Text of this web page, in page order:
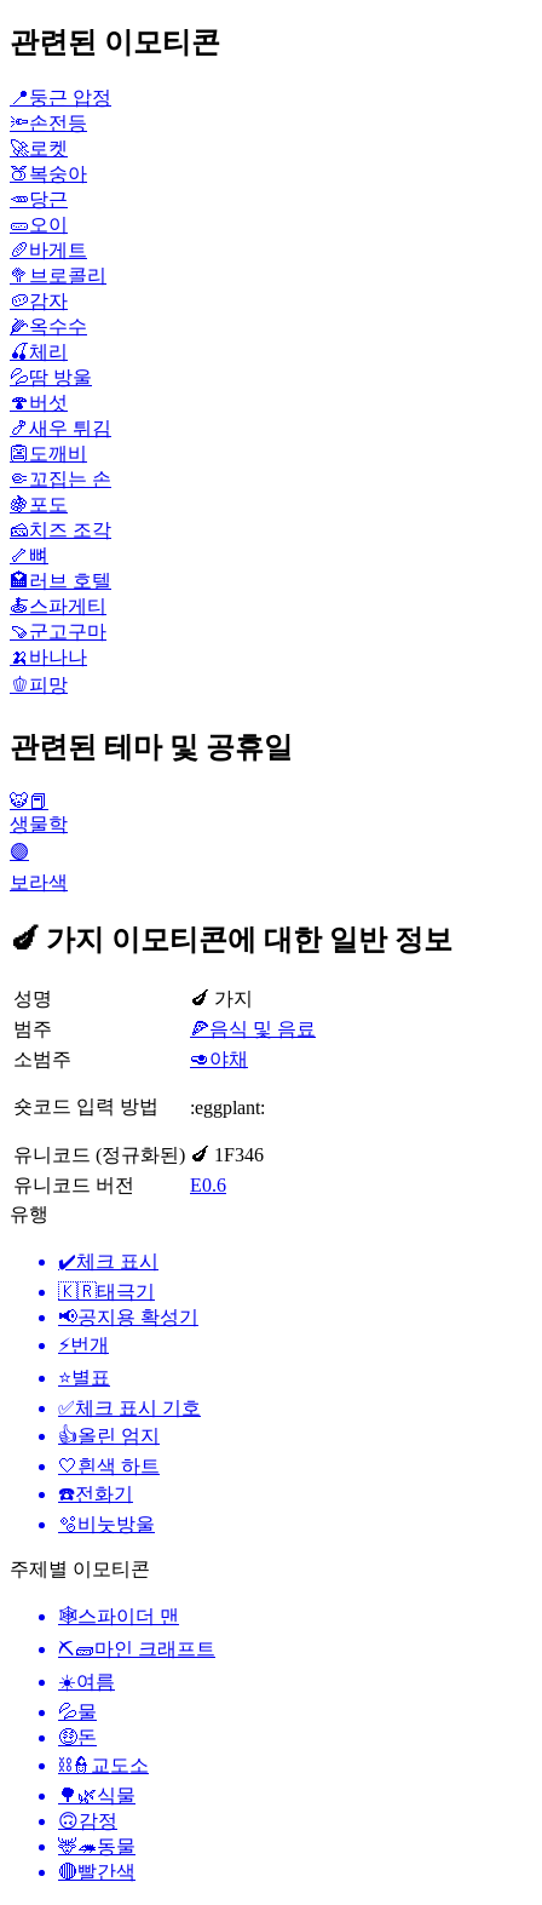
관련된 이모티콘
📍둥근 압정
🔦손전등
🚀로켓
🍑복숭아
🥕당근
🥒오이
🥖바게트
🥦 브로콜리
🥔감자
🌽옥수수
🍒 체리
💦땀 방울
🍄버섯
🍤새우 튀김
👺 도깨비
🤏꼬집는 손
🍇 포도
🧀치즈 조각
🦴 뼈
🏩러브 호텔
🍝스파게티
🍠군고구마
🍌 바나나
🫑피망
관련된 테마 및 공휴일
🐯📕
생물학
🟣
보라색
🍆 가지 이모티콘에 대한 일반 정보
성명
🍆 가지
범주
🍕음식 및 음료
소범주
🥑야채
숏코드 입력 방법 :eggplant:
유니코드 (정규화된) 🍆 1F346
유니코드 버전
E0.6
유행
✔️체크 표시
🇰🇷태극기
📢공지용 확성기
⚡번개
⭐별표
✅체크 표시 기호
👍올린 엄지
🤍흰색 하트
☎️전화기
🫧비눗방울
주제별 이모티콘
🕸️스파이더 맨
⛏🧱마인 크래프트
☀️여름
💦물
🤑돈
⛓️👮 교도소
🌳🌿식물
🙃감정
🦌🦔동물
🔴빨간색